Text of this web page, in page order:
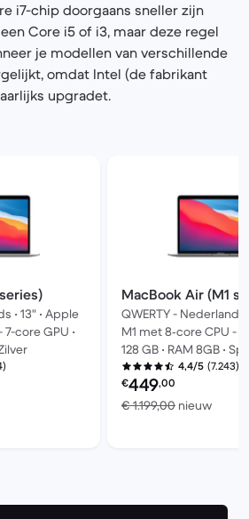
i7-chip doorgaans sneller zijn
Core i5 of i3, maar deze regel
je modellen van verschillende
omdat Intel (de fabrikant
upgradet.
• 13" • Apple
core GPU •
met € 1.129,10 nieuw
MacBook Air (M1
QWERTY - Nederlands
M1 met 8‑core CPU -
128 GB • RAM 8GB •
4,4/5 (7.243)
Refurbished prijs:
€449,00
€ 1.199,00 nieuw